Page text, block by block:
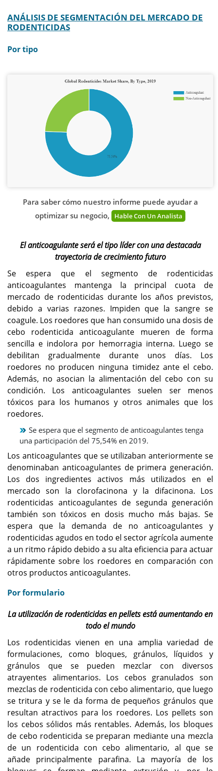
ANÁLISIS DE SEGMENTACIÓN DEL MERCADO DE
RODENTICIDAS
Por tipo
Para saber cómo nuestro informe puede ayudar a
optimizar su negocio,
Hable Con Un Analista
El anticoagulante será el tipo líder con una destacada
trayectoria de crecimiento futuro
Se espera que el segmento de rodenticidas
anticoagulantes mantenga la principal cuota de
mercado de rodenticidas durante los años previstos,
debido a varias razones. Impiden que la sangre se
coagule. Los roedores que han consumido una dosis de
cebo rodenticida anticoagulante mueren de forma
sencilla e indolora por hemorragia interna. Luego se
debilitan gradualmente durante unos días. Los
roedores no producen ninguna timidez ante el cebo.
Además, no asocian la alimentación del cebo con su
condición. Los anticoagulantes suelen ser menos
tóxicos para los humanos y otros animales que los
roedores.
Se espera que el segmento de anticoagulantes tenga
una participación del 75,54% en 2019.
Los anticoagulantes que se utilizaban anteriormente se
denominaban anticoagulantes de primera generación.
Los dos ingredientes activos más utilizados en el
mercado son la clorofacinona y la difacinona. Los
rodenticidas anticoagulantes de segunda generación
también son tóxicos en dosis mucho más bajas. Se
espera que la demanda de no anticoagulantes y
rodenticidas agudos en todo el sector agrícola aumente
a un ritmo rápido debido a su alta eficiencia para actuar
rápidamente sobre los roedores en comparación con
otros productos anticoagulantes.
Por formulario
La utilización de rodenticidas en pellets está aumentando en
todo el mundo
Los rodenticidas vienen en una amplia variedad de
formulaciones, como bloques, gránulos, líquidos y
gránulos que se pueden mezclar con diversos
atrayentes alimentarios. Los cebos granulados son
mezclas de rodenticida con cebo alimentario, que luego
se tritura y se le da forma de pequeños gránulos que
resultan atractivos para los roedores. Los pellets son
los cebos sólidos más rentables. Además, los bloques
de cebo rodenticida se preparan mediante una mezcla
de un rodenticida con cebo alimentario, al que se
añade principalmente parafina. La mayoría de los